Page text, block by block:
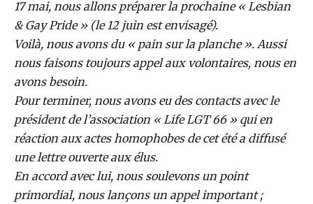
17 mai, nous allons préparer la prochaine « Lesbian
& Gay Pride » (le 12 juin est envisagé).
Voilà, nous avons du « pain sur la planche ». Aussi
nous faisons toujours appel aux volontaires, nous en
avons besoin.
Pour terminer, nous avons eu des contacts avec le
président de l’association « Life LGT 66 » qui en
réaction aux actes homophobes de cet été a diffusé
une lettre ouverte aux élus.
En accord avec lui, nous soulevons un point
primordial, nous lançons un appel important ;